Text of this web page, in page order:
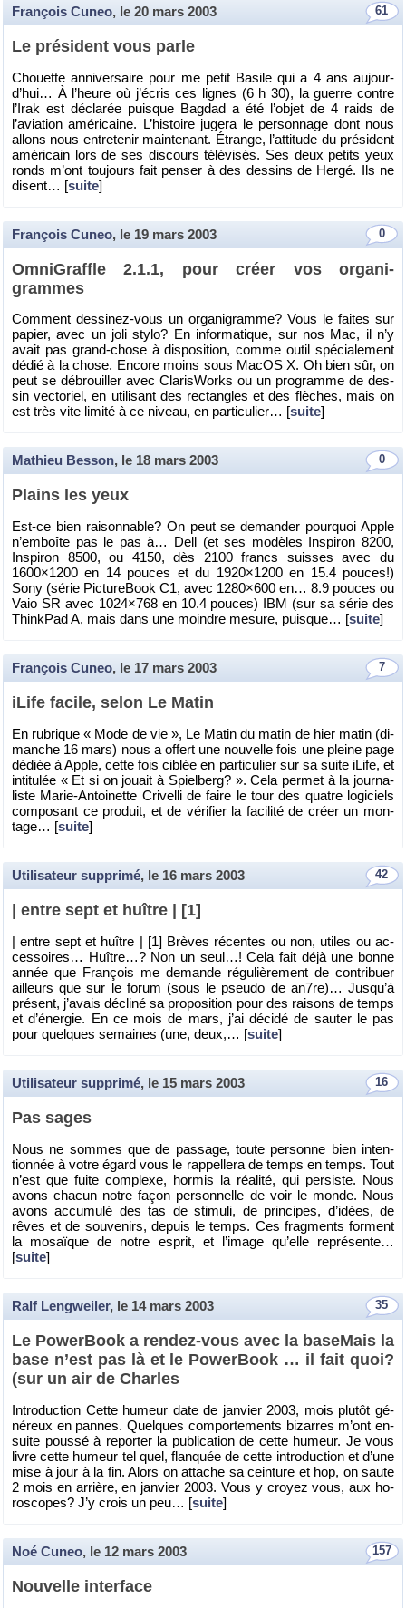
61
François Cuneo, le 20 mars 2003
Le pré­sident vous parle
Chouette an­ni­ver­saire pour me petit Ba­sile qui a 4 ans au­jour­
d’hui… À l’heure où j’écris ces lignes (6 h 30), la guerre contre
l’Irak est dé­cla­rée puisque Bag­dad a été l’ob­jet de 4 raids de
l’avia­tion amé­ri­caine. L’his­toire ju­gera le per­son­nage dont nous
al­lons nous en­tre­te­nir main­te­nant. Étrange, l’at­ti­tude du pré­sident
amé­ri­cain lors de ses dis­cours té­lé­vi­sés. Ses deux pe­tits yeux
ronds m’ont tou­jours fait pen­ser à des des­sins de Hergé. Ils ne
disent… [suite]
0
François Cuneo, le 19 mars 2003
Om­ni­Graffle 2.1.1, pour créer vos or­ga­ni­
grammes
Com­ment des­si­nez-vous un or­ga­ni­gramme? Vous le faites sur
pa­pier, avec un joli stylo? En in­for­ma­tique, sur nos Mac, il n’y
avait pas grand-chose à dis­po­si­tion, comme outil spé­cia­le­ment
dédié à la chose. En­core moins sous MacOS X. Oh bien sûr, on
peut se dé­brouiller avec Cla­ris­Works ou un pro­gramme de des­
sin vec­to­riel, en uti­li­sant des rec­tangles et des flèches, mais on
est très vite li­mité à ce ni­veau, en par­ti­cu­lier… [suite]
0
Mathieu Besson, le 18 mars 2003
Plains les yeux
Est-ce bien rai­son­nable? On peut se de­man­der pour­quoi Apple
n’em­boîte pas le pas à… Dell (et ses mo­dèles Ins­pi­ron 8200,
Ins­pi­ron 8500, ou 4150, dès 2100 francs suisses avec du
1600×1200 en 14 pouces et du 1920×1200 en 15.4 pouces!)
Sony (série Pic­tu­re­Book C1, avec 1280×600 en… 8.9 pouces ou
Vaio SR avec 1024×768 en 10.4 pouces) IBM (sur sa série des
Think­Pad A, mais dans une moindre me­sure, puisque… [suite]
7
François Cuneo, le 17 mars 2003
iLife fa­cile, selon Le Matin
En ru­brique « Mode de vie », Le Matin du matin de hier matin (di­
manche 16 mars) nous a of­fert une nou­velle fois une pleine page
dé­diée à Apple, cette fois ci­blée en par­ti­cu­lier sur sa suite iLife, et
in­ti­tu­lée « Et si on jouait à Spiel­berg? ». Cela per­met à la jour­na­
liste Ma­rie-An­toi­nette Cri­velli de faire le tour des quatre lo­gi­ciels
com­po­sant ce pro­duit, et de vé­ri­fier la fa­ci­lité de créer un mon­
tage… [suite]
42
Utilisateur supprimé, le 16 mars 2003
| entre sept et huître | [1]
| entre sept et huître | [1] Brèves ré­centes ou non, utiles ou ac­
ces­soires… Huître…? Non un seul…! Cela fait déjà une bonne
année que Fran­çois me de­mande ré­gu­liè­re­ment de contri­buer
ailleurs que sur le forum (sous le pseudo de an7re)… Jus­qu’à
pré­sent, j’avais dé­cliné sa pro­po­si­tion pour des rai­sons de temps
et d’éner­gie. En ce mois de mars, j’ai dé­cidé de sau­ter le pas
pour quelques se­maines (une, deux,… [suite]
16
Utilisateur supprimé, le 15 mars 2003
Pas sages
Nous ne sommes que de pas­sage, toute per­sonne bien in­ten­
tion­née à votre égard vous le rap­pel­lera de temps en temps. Tout
n’est que fuite com­plexe, hor­mis la réa­lité, qui per­siste. Nous
avons cha­cun notre façon per­son­nelle de voir le monde. Nous
avons ac­cu­mulé des tas de sti­muli, de prin­cipes, d’idées, de
rêves et de sou­ve­nirs, de­puis le temps. Ces frag­ments forment
la mo­saïque de notre es­prit, et l’image qu’elle re­pré­sente…
[suite]
35
Ralf Lengweiler, le 14 mars 2003
Le Po­wer­Book a ren­dez-vous avec la ba­se­Mais la
base n’est pas là et le Po­wer­Book … il fait quoi?
(sur un air de Charles
In­tro­duc­tion Cette hu­meur date de jan­vier 2003, mois plu­tôt gé­
né­reux en pannes. Quelques com­por­te­ments bi­zarres m’ont en­
suite poussé à re­por­ter la pu­bli­ca­tion de cette hu­meur. Je vous
livre cette hu­meur tel quel, flan­quée de cette in­tro­duc­tion et d’une
mise à jour à la fin. Alors on at­tache sa cein­ture et hop, on saute
2 mois en ar­rière, en jan­vier 2003. Vous y croyez vous, aux ho­
ro­scopes? J’y crois un peu… [suite]
157
Noé Cuneo, le 12 mars 2003
Nou­velle in­ter­face